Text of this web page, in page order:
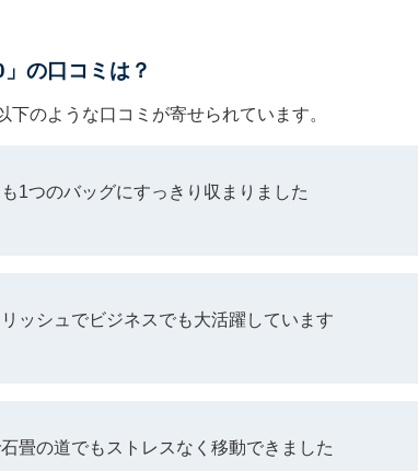
の口コミは？
のような口コミが寄せられています。
1つのバッグにすっきり収まりました
ッシュでビジネスでも大活躍しています
畳の道でもストレスなく移動できました